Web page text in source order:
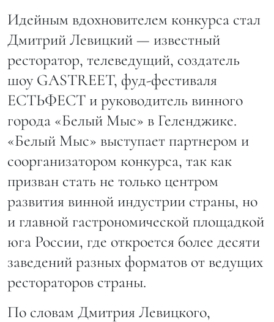
Идейным вдохновителем конкурса стал
Дмитрий Левицкий — известный
ресторатор, телеведущий, создатель
шоу GASTREET, фуд-фестиваля
ЕСТЬФЕСТ и руководитель винного
города «Белый Мыс» в Геленджике.
«Белый Мыс» выступает партнером и
соорганизатором конкурса, так как
призван стать не только центром
развития винной индустрии страны, но
и главной гастрономической площадкой
юга России, где откроется более десяти
заведений разных форматов от ведущих
рестораторов страны.
По словам Дмитрия Левицкого,